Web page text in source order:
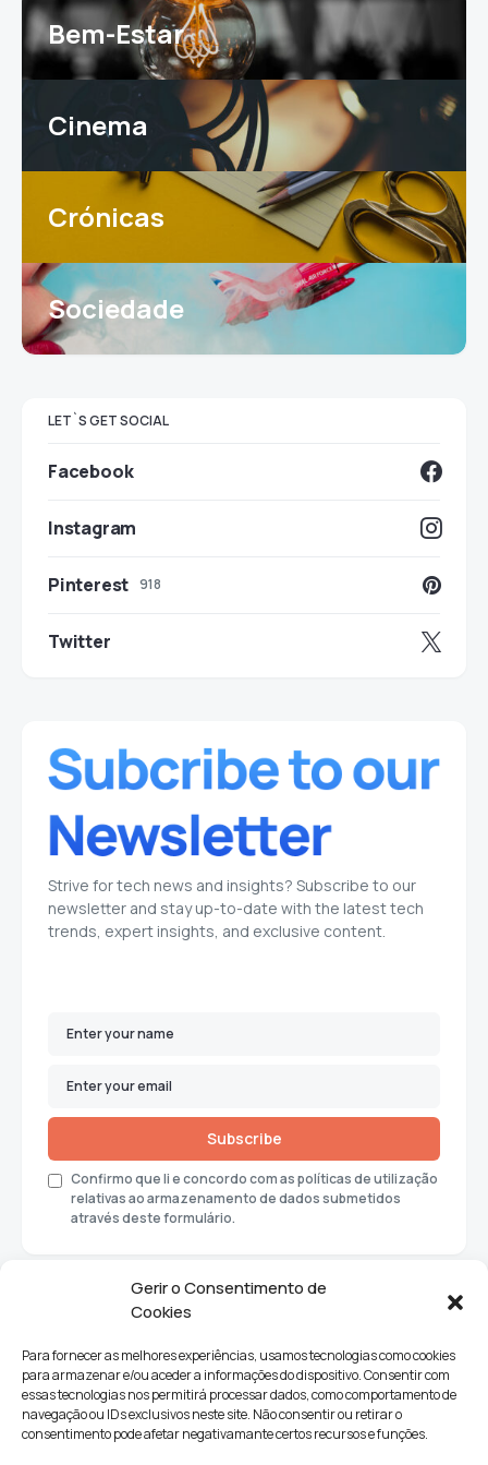
Gerir o Consentimento de
Cookies
Para fornecer as melhores experiências, usamos tecnologias como cookies
para armazenar e/ou aceder a informações do dispositivo. Consentir com
essas tecnologias nos permitirá processar dados, como comportamento de
navegação ou IDs exclusivos neste site. Não consentir ou retirar o
consentimento pode afetar negativamante certos recursos e funções.
Bem-Estar
Cinema
Crónicas
Sociedade
LET`S GET SOCIAL
Facebook
Instagram
Pinterest 918
Twitter
Strive for tech news and insights? Subscribe to our
newsletter and stay up-to-date with the latest tech
trends, expert insights, and exclusive content.
Subscribe
Confirmo que li e concordo com as políticas de utilização
relativas ao armazenamento de dados submetidos
através deste formulário.